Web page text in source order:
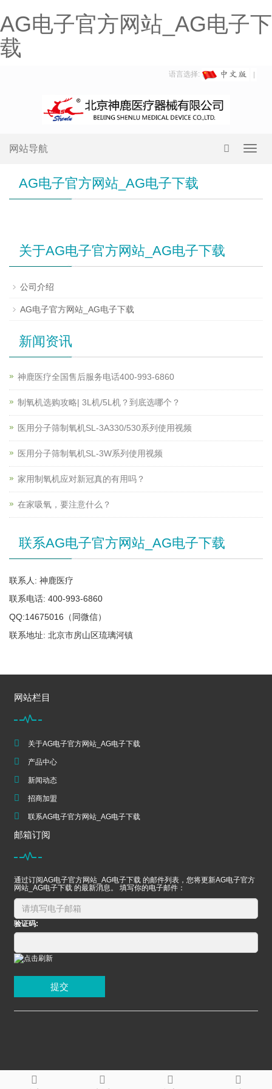
AG电子官方网站_AG电子下
载
语言选择:
网站导航
AG电子官方网站_AG电子下载
关于AG电子官方网站_AG电子下载
公司介绍
AG电子官方网站_AG电子下载
新闻资讯
神鹿医疗全国售后服务电话400-993-6860
制氧机选购攻略| 3L机/5L机？到底选哪个？
医用分子筛制氧机SL-3A330/530系列使用视频
医用分子筛制氧机SL-3W系列使用视频
家用制氧机应对新冠真的有用吗？
在家吸氧，要注意什么？
联系AG电子官方网站_AG电子下载
联系人: 神鹿医疗
联系电话: 400-993-6860
QQ:14675016（同微信）
联系地址: 北京市房山区琉璃河镇
网站栏目
关于AG电子官方网站_AG电子下载
产品中心
新闻动态
招商加盟
联系AG电子官方网站_AG电子下载
邮箱订阅
通过订阅AG电子官方网站_AG电子下载 的邮件列表，您将更新AG电子官方
网站_AG电子下载 的最新消息。 填写你的电子邮件：
验证码:
提交